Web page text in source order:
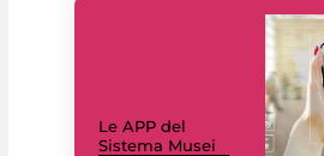
Le APP del
Sistema Musei